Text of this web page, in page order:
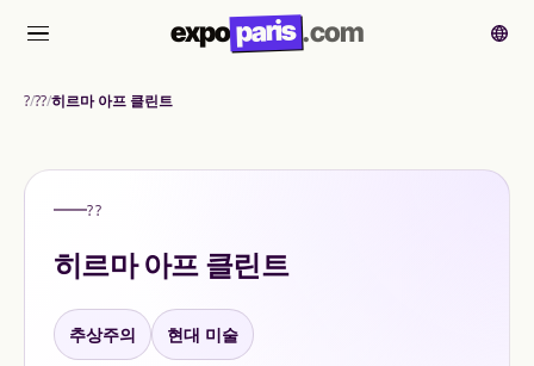
메뉴 expoparis.com
? ?? 히르마 아프 클린트
??
히르마 아프 클린트
추상주의 현대 미술